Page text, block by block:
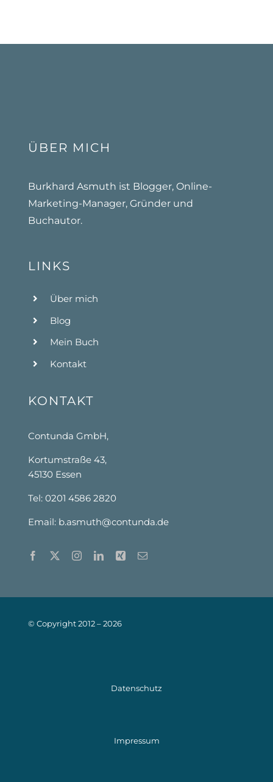
ÜBER MICH
Burkhard Asmuth ist Blogger, Online-
Marketing-Manager, Gründer und
Buchautor.
LINKS
Über mich
Blog
Mein Buch
Kontakt
KONTAKT
Contunda GmbH,
Kortumstraße 43,
45130 Essen
Tel: 0201 4586 2820
Email: b.asmuth@contunda.de
© Copyright 2012 –2026
Datenschutz
Impressum